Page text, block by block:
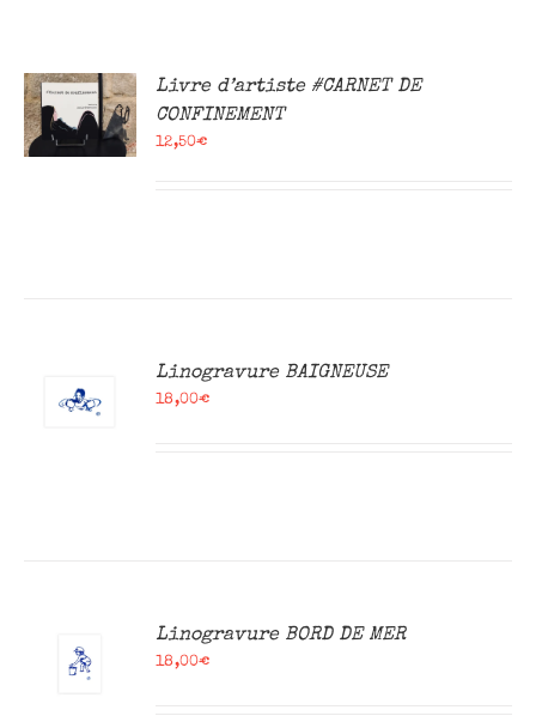
Livre d’artiste #CARNET DE
CONFINEMENT
12,50€
Linogravure BAIGNEUSE
18,00€
Linogravure BORD DE MER
18,00€